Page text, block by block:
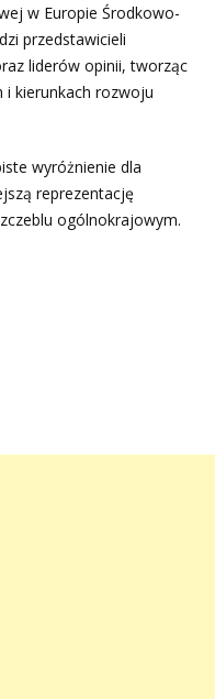
w Europie Środkowo-
przedstawicieli
liderów opinii, tworząc
i kierunkach rozwoju
wyróżnienie dla
reprezentację
ogólnokrajowym.